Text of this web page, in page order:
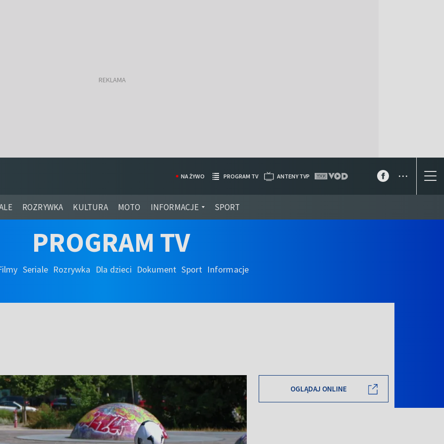
ROZRYWKA KULTURA MOTO INFORMACJE SPORT
NA ŻYWO PROGRAM TV ANTENY TVP ...
PROGRAM TV
Seriale Rozrywka Dla dzieci Dokument Sport Informacje
OGLĄDAJ ONLINE